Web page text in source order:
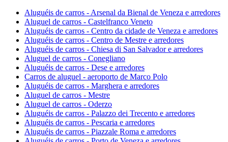
Aluguéis de carros - Arsenal da Bienal de Veneza e arredores
Aluguel de carros - Castelfranco Veneto
Aluguéis de carros - Centro da cidade de Veneza e arredores
Aluguéis de carros - Centro de Mestre e arredores
Aluguéis de carros - Chiesa di San Salvador e arredores
Aluguel de carros - Conegliano
Aluguéis de carros - Dese e arredores
Carros de aluguel - aeroporto de Marco Polo
Aluguéis de carros - Marghera e arredores
Aluguel de carros - Mestre
Aluguel de carros - Oderzo
Aluguéis de carros - Palazzo dei Trecento e arredores
Aluguéis de carros - Pescaria e arredores
Aluguéis de carros - Piazzale Roma e arredores